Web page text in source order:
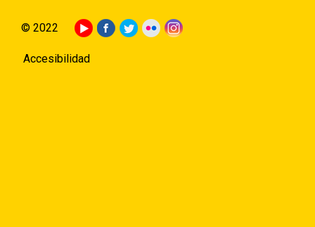
© 2022
Accesibilidad